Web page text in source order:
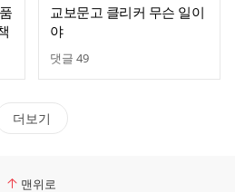
교보문고 클리커 무슨 일이
야
댓글 49
더보기
맨위로